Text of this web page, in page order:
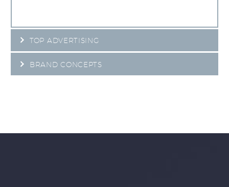
TOP ADVERTISING
BRAND CONCEPTS